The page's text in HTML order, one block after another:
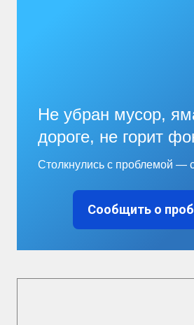
Не убран мусор,
дороге, не горит
Столкнулись с проблемой —
Сообщить о